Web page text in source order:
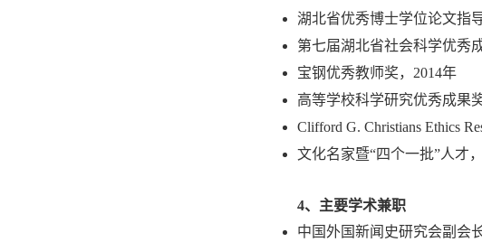
湖北省优秀博士学位论文指
第七届湖北省社会科学优秀
宝钢优秀教师奖，2014年
高等学校科学研究优秀成果
Clifford G. Christians Ethics
文化名家暨“四个一批”人才
4、主要学术兼职
中国外国新闻史研究会副会长